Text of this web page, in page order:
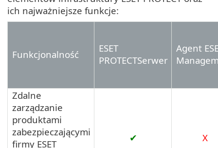
ich najważniejsze funkcje:
Funkcjonalność
ESET
PROTECTSerwer
Agent
Zdalne
zarządzanie
produktami
zabezpieczającymi
firmy ESET
✔ X